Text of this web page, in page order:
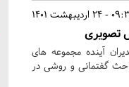
اردیبهشت 1401
تصویری
آینده مجموعه های
گفتمانی و روشی در